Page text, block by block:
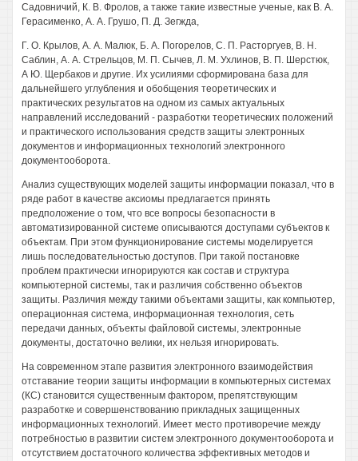
Садовничий, К. В. Фролов, а также такие известные ученые, как В. А.
Герасименко, А. А. Грушо, П. Д. Зегжда,
Г. О. Крылов, А. А. Малюк, Б. А. Погорелов, С. П. Расторгуев, В. Н.
Саблин, А. А. Стрельцов, М. П. Сычев, Л. М. Ухлинов, В. П. Шерстюк,
А Ю. Щербаков и другие. Их усилиями сформирована база для
дальнейшего углубления и обобщения теоретических и
практических результатов на одном из самых актуальных
направлений исследований - разработки теоретических положений
и практического использования средств защиты электронных
документов и информационных технологий электронного
документооборота.
Анализ существующих моделей защиты информации показал, что в
ряде работ в качестве аксиомы предлагается принять
предположение о том, что все вопросы безопасности в
автоматизированной системе описываются доступами субъектов к
объектам. При этом функционирование системы моделируется
лишь последовательностью доступов. При такой постановке
проблем практически игнорируются как состав и структура
компьютерной системы, так и различия собственно объектов
защиты. Различия между такими объектами защиты, как компьютер,
операционная система, информационная технология, сеть
передачи данных, объекты файловой системы, электронные
документы, достаточно велики, их нельзя игнорировать.
На современном этапе развития электронного взаимодействия
отставание теории защиты информации в компьютерных системах
(КС) становится существенным фактором, препятствующим
разработке и совершенствованию прикладных защищенных
информационных технологий. Имеет место противоречие между
потребностью в развитии систем электронного документооборота и
отсутствием достаточного количества эффективных методов и